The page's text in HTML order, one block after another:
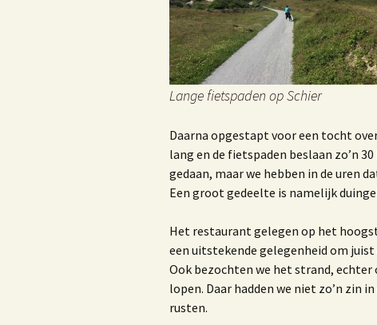
Mijn
We
De
Lange fietspaden op Schier
Daarna opgestapt voor een tocht
lang en de fietspaden beslaan zo’n
gedaan, maar we hebben in de uren
Een groot gedeelte is namelijk
Het restaurant gelegen op het
een uitstekende gelegenheid om
Ook bezochten we het strand,
lopen. Daar hadden we niet zo’n zin
rusten.